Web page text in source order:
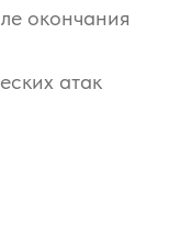
окончания
атак